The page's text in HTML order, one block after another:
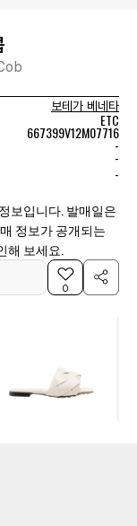
보테가 베네타
ETC
667399V12M07716
-
-
-
보입니다. 발매일은
정보가 공개되는
보세요.
0